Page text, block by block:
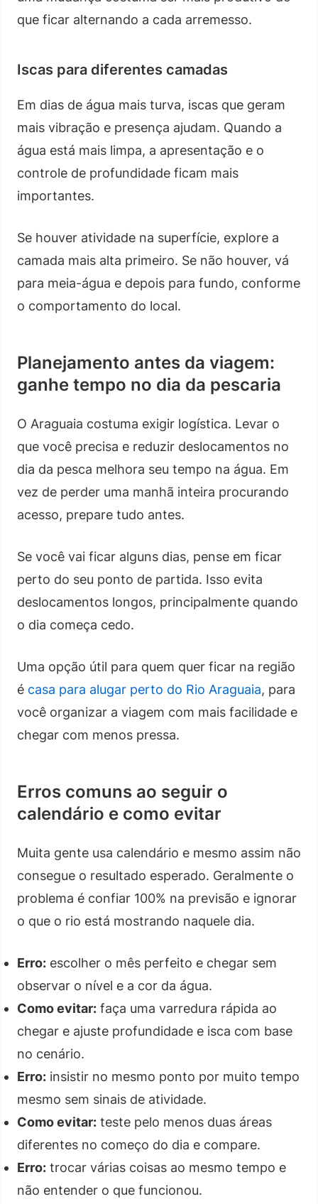
que ficar alternando a cada arremesso.
Iscas para diferentes camadas
Em dias de água mais turva, iscas que geram
mais vibração e presença ajudam. Quando a
água está mais limpa, a apresentação e o
controle de profundidade ficam mais
importantes.
Se houver atividade na superfície, explore a
camada mais alta primeiro. Se não houver, vá
para meia-água e depois para fundo, conforme
o comportamento do local.
Planejamento antes da viagem:
ganhe tempo no dia da pescaria
O Araguaia costuma exigir logística. Levar o
que você precisa e reduzir deslocamentos no
dia da pesca melhora seu tempo na água. Em
vez de perder uma manhã inteira procurando
acesso, prepare tudo antes.
Se você vai ficar alguns dias, pense em ficar
perto do seu ponto de partida. Isso evita
deslocamentos longos, principalmente quando
o dia começa cedo.
Uma opção útil para quem quer ficar na região
é casa para alugar perto do Rio Araguaia, para
você organizar a viagem com mais facilidade e
chegar com menos pressa.
Erros comuns ao seguir o
calendário e como evitar
Muita gente usa calendário e mesmo assim não
consegue o resultado esperado. Geralmente o
problema é confiar 100% na previsão e ignorar
o que o rio está mostrando naquele dia.
Erro: escolher o mês perfeito e chegar sem
observar o nível e a cor da água.
Como evitar: faça uma varredura rápida ao
chegar e ajuste profundidade e isca com base
no cenário.
Erro: insistir no mesmo ponto por muito tempo
mesmo sem sinais de atividade.
Como evitar: teste pelo menos duas áreas
diferentes no começo do dia e compare.
Erro: trocar várias coisas ao mesmo tempo e
não entender o que funcionou.